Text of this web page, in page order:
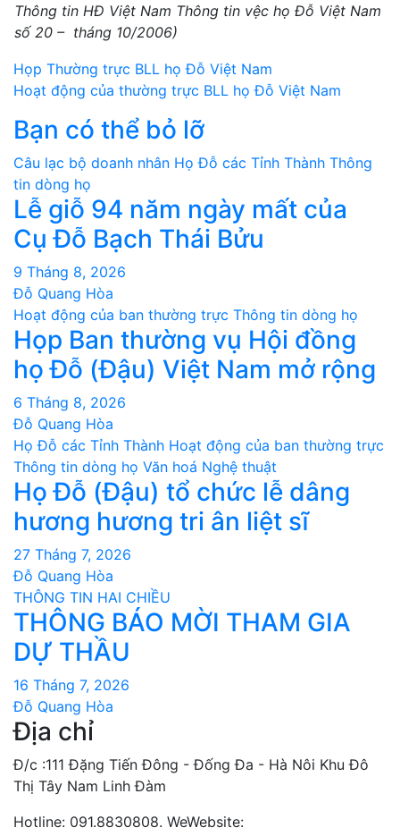
Thông tin HĐ Việt Nam Thông tin vệc họ Đỗ Việt Nam
số 20 – tháng 10/2006)
Điều
hướng
bài
viết
Họp Thường trực BLL họ Đỗ Việt Nam
Hoạt động của thường trực BLL họ Đỗ Việt Nam
Bạn có thể bỏ lỡ
Câu lạc bộ doanh nhân Họ Đỗ các Tỉnh Thành Thông
tin dòng họ
Lễ giỗ 94 năm ngày mất của
Cụ Đỗ Bạch Thái Bửu
9 Tháng 8, 2026
Đỗ Quang Hòa
Hoạt động của ban thường trực Thông tin dòng họ
Họp Ban thường vụ Hội đồng
họ Đỗ (Đậu) Việt Nam mở rộng
6 Tháng 8, 2026
Đỗ Quang Hòa
Họ Đỗ các Tỉnh Thành Hoạt động của ban thường trực
Thông tin dòng họ Văn hoá Nghệ thuật
Họ Đỗ (Đậu) tổ chức lễ dâng
hương hương tri ân liệt sĩ
27 Tháng 7, 2026
Đỗ Quang Hòa
THÔNG TIN HAI CHIỀU
THÔNG BÁO MỜI THAM GIA
DỰ THẦU
16 Tháng 7, 2026
Đỗ Quang Hòa
Địa chỉ
Đ/c :111 Đặng Tiến Đông - Đống Đa - Hà Nôi Khu Đô
Thị Tây Nam Linh Đàm
Hotline: 091.8830808. WeWebsite: